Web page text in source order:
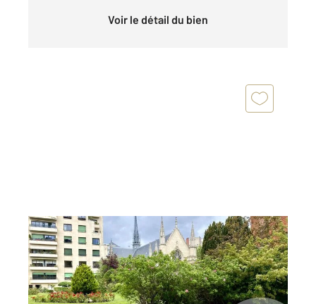
Voir le détail du bien
PARIS 75016
15,17 m 2, 1 pièce
Ref : 11142
Appartement Studette à vendre